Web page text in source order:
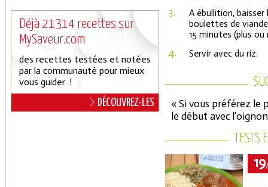
Déjà 21314 recettes sur
MySaveur.com
des recettes testées et notées
par la communauté pour mieux
vous guider !
DÉCOUVREZ-LES
3.
A ébullition,
boulettes de
15 minutes (plus
4. Servir avec du riz.
« Si vous préférez le
le début avec
19